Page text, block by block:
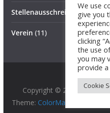
Stellenausschreibung(1)
Verein (11)
Copyright © 2026 BG 89
Theme: ColorMag Pro
We use
give you
clicking
the use
you may
provide
Cookie